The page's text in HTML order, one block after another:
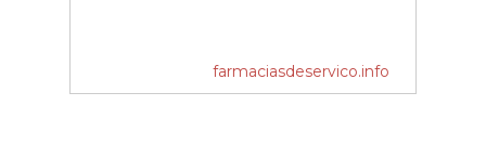
farmaciasdeservico.info